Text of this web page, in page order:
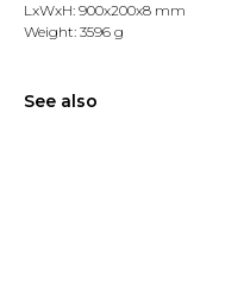
LxWxH: 900x200x8 mm
Weight: 3596 g
See also